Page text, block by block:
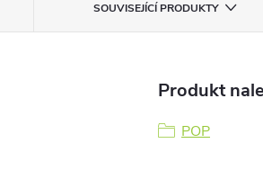
SOUVISEJÍCÍ PRODUKTY
Produkt
POP